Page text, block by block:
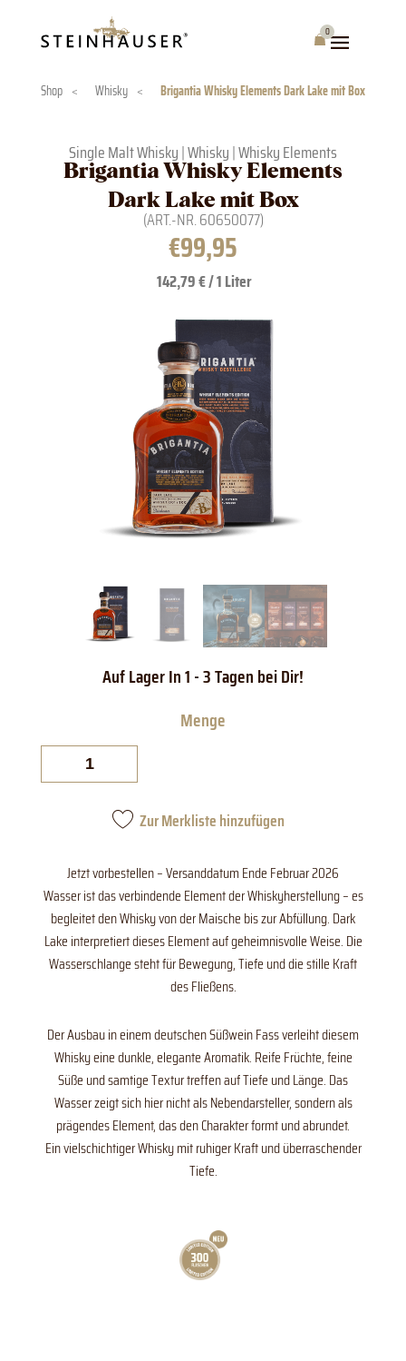
0
Warenkorb
Shop < Whisky < Brigantia Whisky Elements Dark Lake mit Box
Single Malt Whisky|Whisky|Whisky Elements
Brigantia Whisky Elements
Dark Lake mit Box
(ART.-NR.60650077)
€99,95
142,79 € / 1 Liter
Zur Merkliste hinzufügen
Jetzt vorbestellen – Versanddatum Ende Februar 2026
Wasser ist das verbindende Element der Whiskyherstellung – es
begleitet den Whisky von der Maische bis zur Abfüllung. Dark
Lake interpretiert dieses Element auf geheimnisvolle Weise. Die
Wasserschlange steht für Bewegung, Tiefe und die stille Kraft
des Fließens.
Der Ausbau in einem deutschen Süßwein Fass verleiht diesem
Whisky eine dunkle, elegante Aromatik. Reife Früchte, feine
Süße und samtige Textur treffen auf Tiefe und Länge. Das
Wasser zeigt sich hier nicht als Nebendarsteller, sondern als
prägendes Element, das den Charakter formt und abrundet.
Ein vielschichtiger Whisky mit ruhiger Kraft und überraschender
Tiefe.